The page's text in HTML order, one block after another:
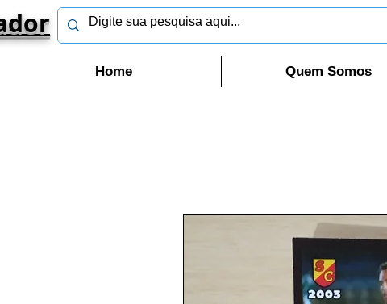
Home Quem Somos